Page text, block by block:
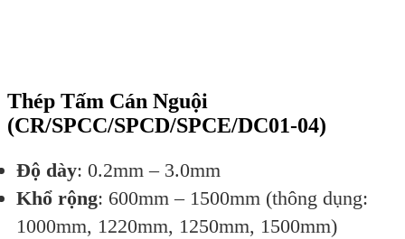
Thép Tấm Cán Nguội
(CR/SPCC/SPCD/SPCE/DC01-04)
Độ dày: 0.2mm – 3.0mm
Khổ rộng: 600mm – 1500mm (thông dụng:
1000mm, 1220mm, 1250mm, 1500mm)